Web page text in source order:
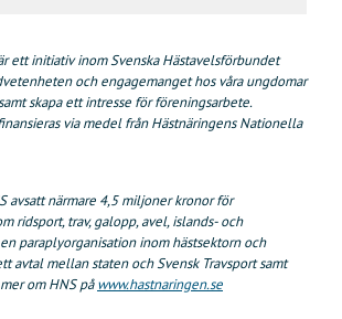
ett initiativ inom Svenska Hästavelsförbundet
och engagemanget hos våra ungdomar
skapa ett intresse för föreningsarbete.
via medel från Hästnäringens Nationella
avsatt närmare 4,5 miljoner kronor för
ridsport, trav, galopp, avel, islands- och
en paraplyorganisation inom hästsektorn och
avtal mellan staten och Svensk Travsport samt
om HNS påwww.hastnaringen.se